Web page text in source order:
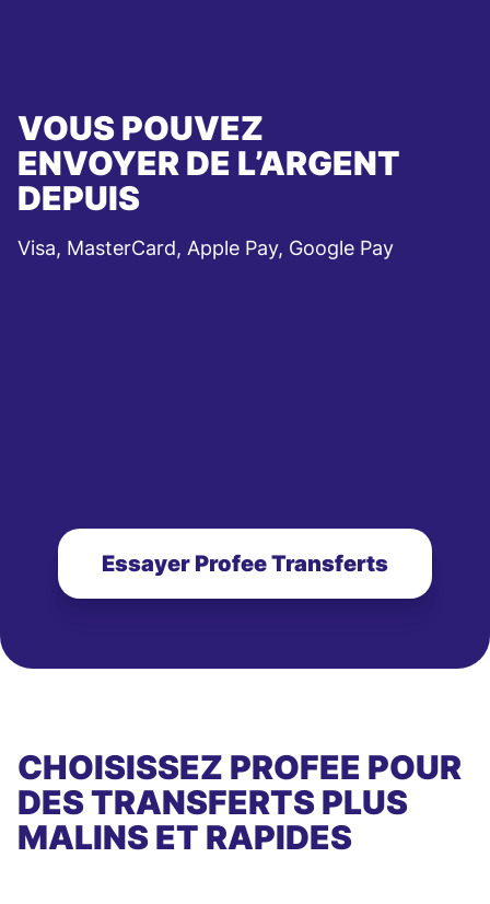
VOUS POUVEZ
ENVOYER DE L’ARGENT
DEPUIS
Visa, MasterCard, Apple Pay, Google Pay
Essayer Profee Transferts
CHOISISSEZ PROFEE POUR
DES TRANSFERTS PLUS
MALINS ET RAPIDES